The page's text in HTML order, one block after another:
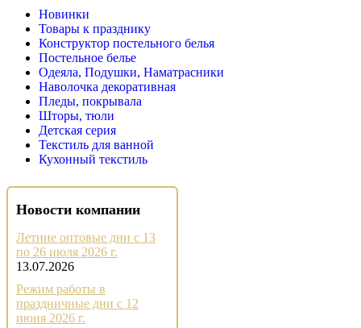
Новинки
Товары к празднику
Конструктор постельного белья
Постельное белье
Одеяла, Подушки, Наматрасники
Наволочка декоративная
Пледы, покрывала
Шторы, тюли
Детская серия
Текстиль для ванной
Кухонный текстиль
Новости компании
Летние оптовые дни с 13
по 26 июля 2026 г.
13.07.2026
Режим работы в
праздничные дни с 12
июня 2026 г.